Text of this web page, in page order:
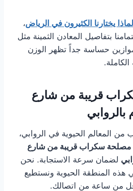
لماذا يختارنا الكثيرون في الرياض،
بتفاصيل المعادن الثمينة مثل
حساسة جداً تظهر الوزن
قريبة من شارع
بالروابي
من المعالم الحيوية في الروابي،
مصلحة سكراب قريبة من شارع
لضمان سرعة الاستجابة. نحن
هذه المنطقة الحيوية ونستطيع
من ساعة من اتصالك.